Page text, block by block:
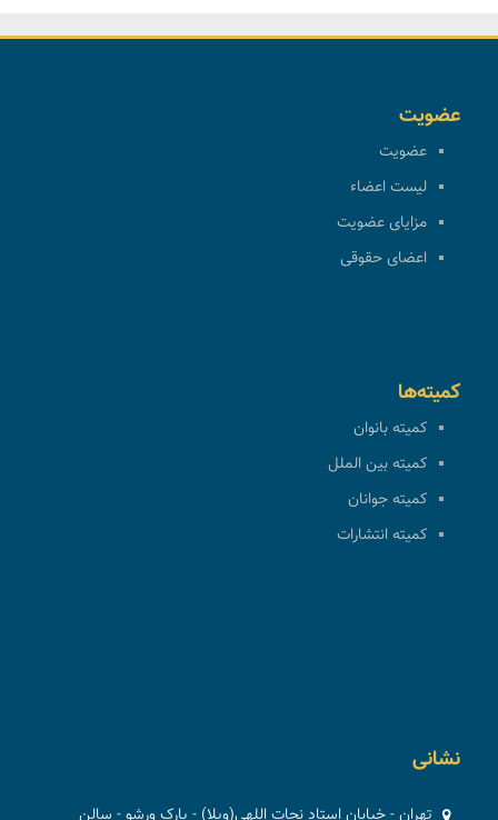
عضویت
عضویت
لیست اعضاء
مزایای عضویت
اعضای حقوقی
کمیته‌ها
کمیته بانوان
کمیته بین الملل
کمیته جوانان
کمیته انتشارات
نشانی